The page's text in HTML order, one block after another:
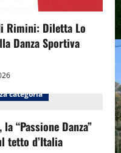
Rimini: Diletta Lo
Danza Sportiva
categoria
“Passione Danza”
tetto d’Italia